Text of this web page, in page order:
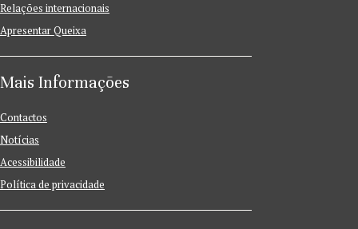
Relações internacionais
Apresentar Queixa
Mais Informações
Contactos
Notícias
Acessibilidade
Política de privacidade